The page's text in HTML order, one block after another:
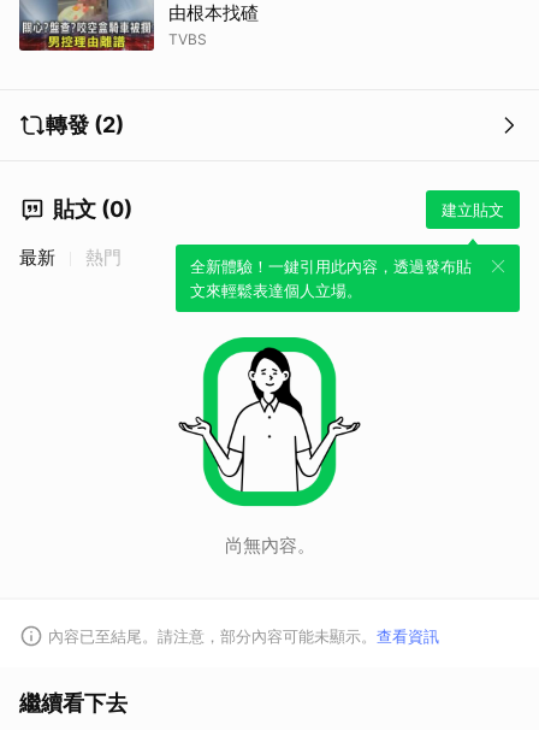
由根本找碴
TVBS
轉發 (2)
貼文 (0) 建立貼文
全新體驗！一鍵引用此內容，透過發布貼
文來輕鬆表達個人立場。
最新 熱門
尚無內容。
內容已至結尾。請注意，部分內容可能未顯示。 查看資訊
繼續看下去